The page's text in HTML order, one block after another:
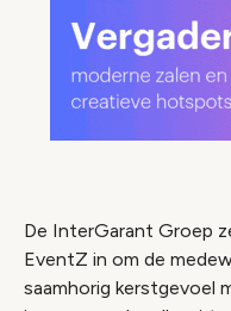
De InterGarant Groep
EventZ in om de
saamhorig kerstgevoel